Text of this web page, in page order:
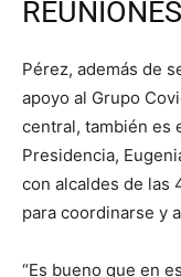
Pérez, además de
apoyo al Grupo
central, también es
Presidencia,
con alcaldes de las
para coordinarse y
“Es bueno que en